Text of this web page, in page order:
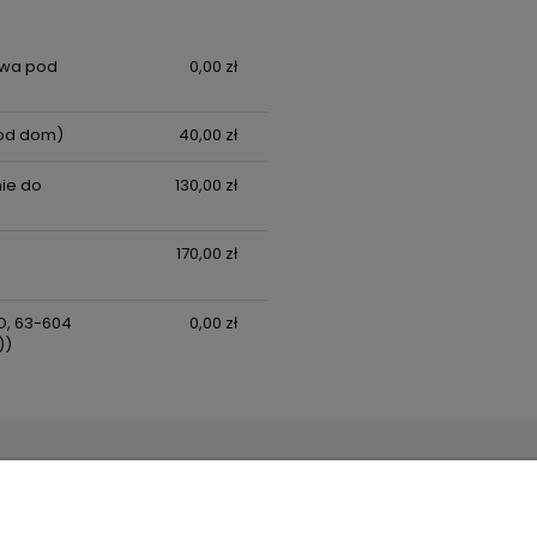
pod
0,00 zł
dom) 40,00 zł
do
130,00 zł
170,00 zł
63-604
0,00 zł